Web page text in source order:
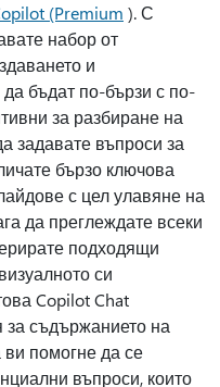
(Premium ). С
набор от
и
бъдат по-бързи с по-
за разбиране на
задавате въпроси за
бързо ключова
с цел улавяне на
да преглеждате всеки
подходящи
си
Copilot Chat
съдържанието на
помогне да се
въпроси, които